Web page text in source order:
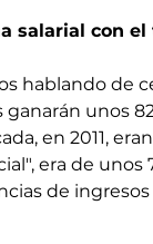
salarial con el
hablando de
unos
en 2011,
era de
de